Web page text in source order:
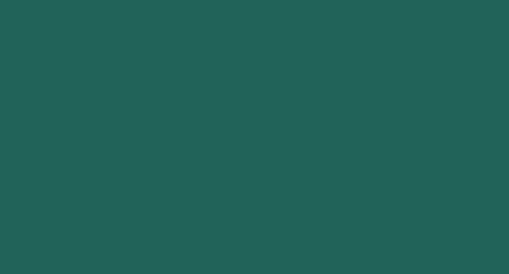
월 3차, 3차 접종 6개월 후 4차/추가접종)
월 후 3차/추가접종)
차 접종 후, 3차 접종 2개월 후/생후 11개월경 4차 추가접
후이며 2차 2개월 후 3차/추가접종)